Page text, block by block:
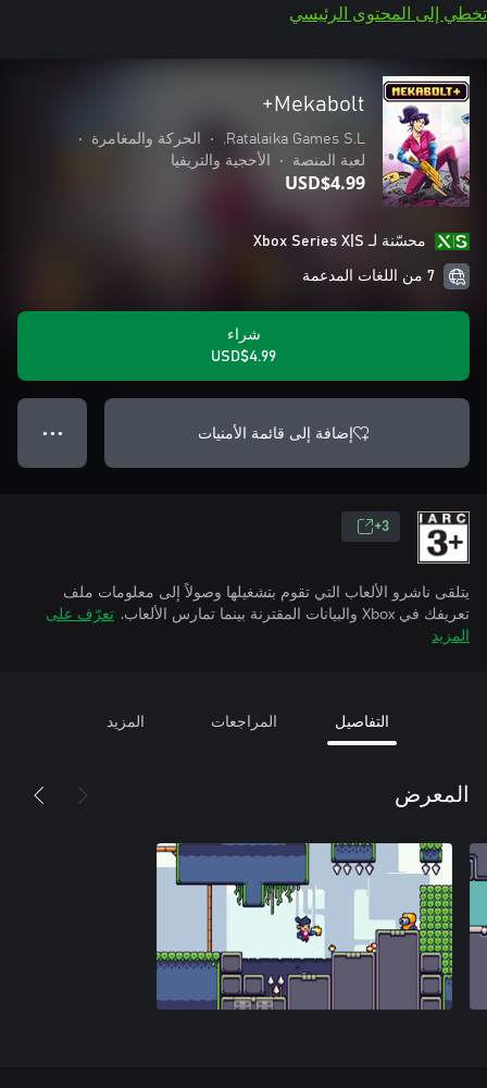
تخطي إلى المحتوى الرئيسي
Mekabolt+
Ratalaika Games S.L.
• الحركة والمغامرة
•
لعبة المنصة
• الأحجية والتريفيا
USD$4.99
محسّنة لـ Xbox Series X|S
7 من اللغات المدعمة
شراء
USD$4.99
إضافة إلى قائمة الأمنيات ● ● ●
3+
يتلقى ناشرو الألعاب التي تقوم بتشغيلها وصولاً إلى معلومات ملف
تعريفك في Xbox والبيانات المقترنة بينما تمارس الألعاب.
تعرّف على
المزيد
التفاصيل المراجعات المزيد
المعرض